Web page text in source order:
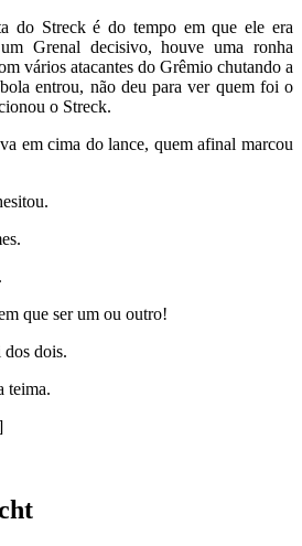
do Streck é do tempo em que ele era
Grenal decisivo, houve uma ronha
vários atacantes do Grêmio chutando a
entrou, não deu para ver quem foi o
o Streck.
em cima do lance, quem afinal marcou
que ser um ou outro!
dois.
teima.